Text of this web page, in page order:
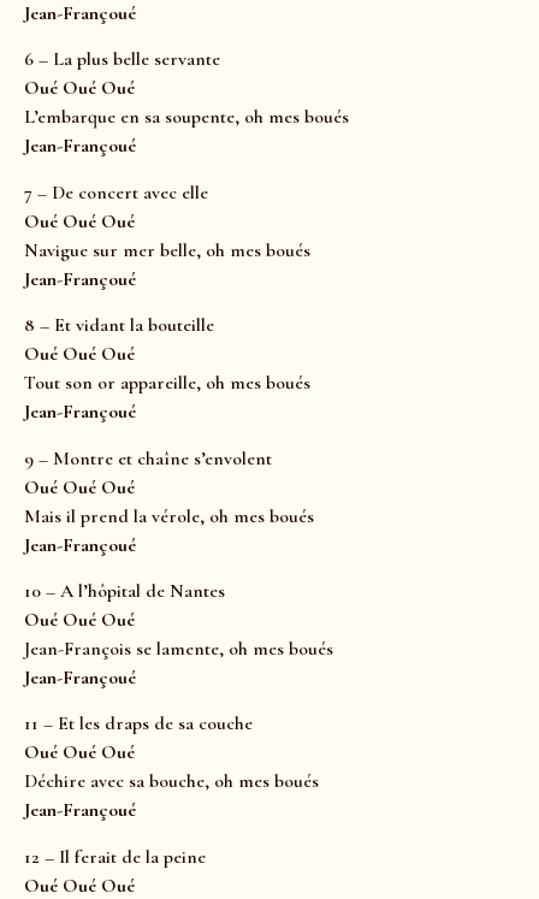
Jean-Françoué
6 – La plus belle servante
Oué Oué Oué
L’embarque en sa soupente, oh mes boués
Jean-Françoué
7 – De concert avec elle
Oué Oué Oué
Navigue sur mer belle, oh mes boués
Jean-Françoué
8 – Et vidant la bouteille
Oué Oué Oué
Tout son or appareille, oh mes boués
Jean-Françoué
9 – Montre et chaîne s’envolent
Oué Oué Oué
Mais il prend la vérole, oh mes boués
Jean-Françoué
10 – A l’hôpital de Nantes
Oué Oué Oué
Jean-François se lamente, oh mes boués
Jean-Françoué
11 – Et les draps de sa couche
Oué Oué Oué
Déchire avec sa bouche, oh mes boués
Jean-Françoué
12 – Il ferait de la peine
Oué Oué Oué